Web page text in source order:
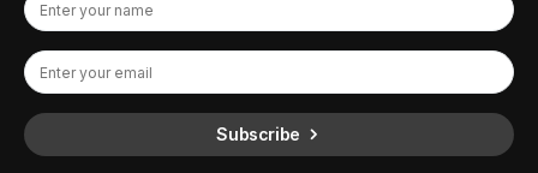
Subscribe